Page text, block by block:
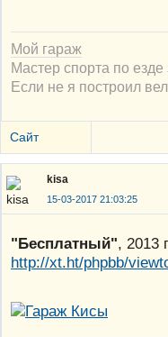
Мой гараж
Мастер спорта по
Если не я построил
Сайт
kisa
15-03-2017 21:03:25
"Бесплатный", 2013 г
http://xt.ht/phpbb/